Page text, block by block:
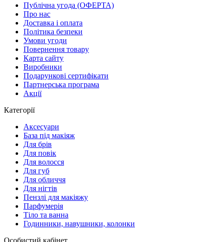
Публічна угода (ОФЕРТА)
Про нас
Доставка і оплата
Політика безпеки
Умови угоди
Повернення товару
Карта сайту
Виробники
Подарункові сертифікати
Партнерська програма
Акції
Категорії
Аксесуари
База під макіяж
Для брів
Для повік
Для волосся
Для губ
Для обличчя
Для нігтів
Пензлі для макіяжу
Парфумерія
Тіло та ванна
Годинники, навушники, колонки
Особистий кабінет